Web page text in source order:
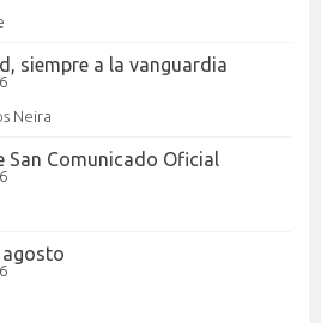
siempre a la vanguardia
Neira
San Comunicado Oficial
agosto